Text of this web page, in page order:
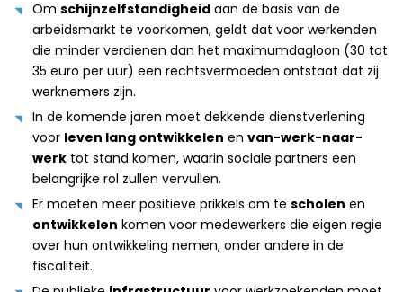
Om schijnzelfstandigheid aan de basis van de
arbeidsmarkt te voorkomen, geldt dat voor werkenden
die minder verdienen dan het maximumdagloon (30 tot
35 euro per uur) een rechtsvermoeden ontstaat dat zij
werknemers zijn.
In de komende jaren moet dekkende dienstverlening
voor leven lang ontwikkelen en van-werk-naar-
werk tot stand komen, waarin sociale partners een
belangrijke rol zullen vervullen.
Er moeten meer positieve prikkels om te scholen en
ontwikkelen komen voor medewerkers die eigen regie
over hun ontwikkeling nemen, onder andere in de
fiscaliteit.